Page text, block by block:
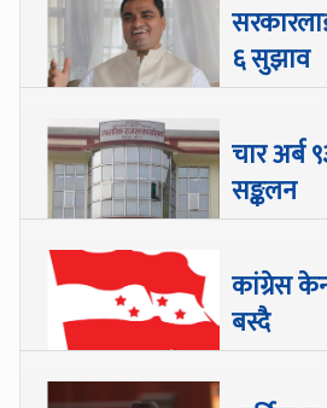
६ सुझाव
चार अर्ब
सङ्कलन
कांग्रेस
बस्दै